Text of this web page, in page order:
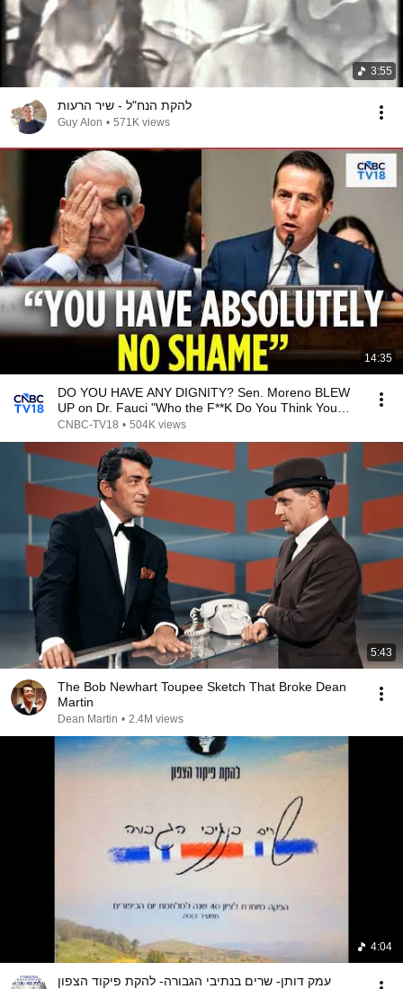
3:55
להקת הנח"ל - שיר הרעות
Guy Alon • 571K views
14:35
DO YOU HAVE ANY DIGNITY? Sen. Moreno BLEW
UP on Dr. Fauci "Who the F**K Do You Think You
Were? |N18G
CNBC-TV18 • 504K views
5:43
The Bob Newhart Toupee Sketch That Broke Dean
Martin
Dean Martin • 2.4M views
4:04
עמק דותן- שרים בנתיבי הגבורה- להקת פיקוד הצפון